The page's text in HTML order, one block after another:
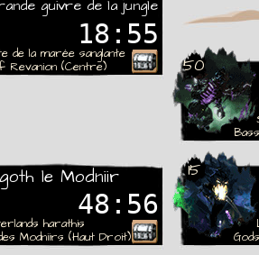
guivre de la jungle
18:55
de la marée sanglante
(Centre)
50
le Modniir
48:56
harathis
Modniirs (Haut Droit)
15